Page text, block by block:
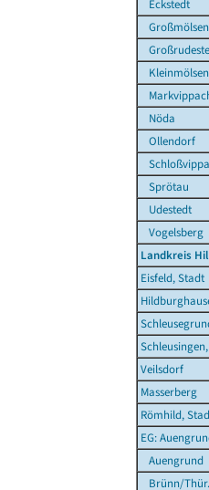
Eckstedt
Großmölsen
Kleinmölsen
Nöda
Ollendorf
Sprötau
Udestedt
Vogelsberg
Landkreis
Eisfeld, Stadt
Veilsdorf
Masserberg
Römhild,
EG:
Auengrund
Brünn/Thür.